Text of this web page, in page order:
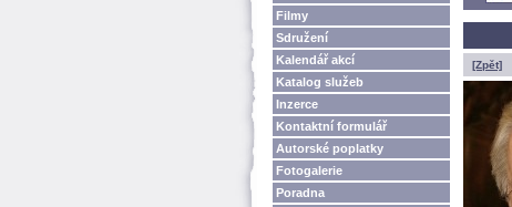
Filmy
Sdružení
Kalendář akcí
Katalog služeb
Inzerce
Kontaktní formulář
Autorské poplatky
Fotogalerie
Poradna
[Zpět]